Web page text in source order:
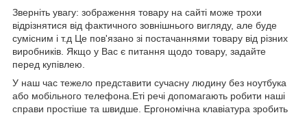
Зверніть увагу: зображення товару на сайті може трохи
відрізнятися від фактичного зовнішнього вигляду, але буде
сумісним і т.д Це пов'язано зі постачаннями товару від різних
виробників. Якщо у Вас є питання щодо товару, задайте
перед купівлею.
У наш час тежело представити сучасну людину без ноутбука
або мобільного телефона.Еті речі допомагають робити наші
справи простіше та швидше. Ергономічна клавіатура зробить